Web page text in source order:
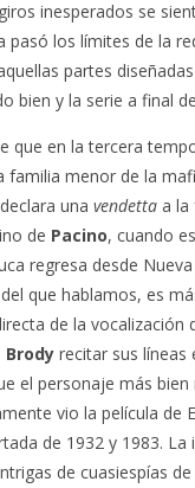
inesperados se
pasó los límites de la
partes
bien y la serie a final
que en la tercera
familia menor de la
una vendetta a la
de Pacino, cuando
regresa desde
que hablamos, es
de la vocalización
Brody recitar sus líneas
el personaje más
vio la película de
de 1932 y 1983. La
de cuasiespías